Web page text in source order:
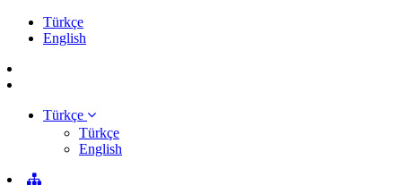
Türkçe
English
Türkçe
Türkçe
English